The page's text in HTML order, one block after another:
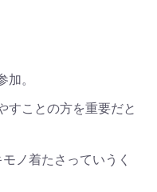
。
すことの方を重要だと
ノ着たさっていうく